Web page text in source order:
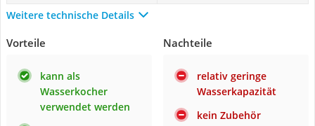
Weitere technische Details
Vorteile
kann als
Wasserkocher
verwendet werden
Nachteile
relativ geringe
Wasserkapazität
kein Zubehör